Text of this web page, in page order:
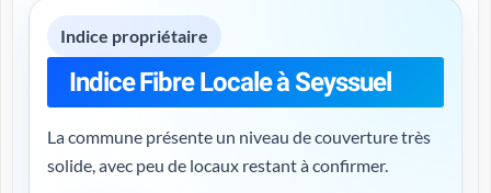
Indice propriétaire
Indice Fibre Locale à Seyssuel
La commune présente un niveau de couverture très
solide, avec peu de locaux restant à confirmer.